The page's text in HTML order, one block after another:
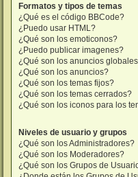
Formatos y tipos de temas
¿Qué es el código BBCode?
¿Puedo usar HTML?
¿Qué son los emoticonos?
¿Puedo publicar imagenes?
¿Qué son los anuncios
¿Qué son los anuncios?
¿Qué son los temas fijos?
¿Qué son los temas cerrados?
¿Qué son los iconos para los
Niveles de usuario y grupos
¿Qué son los Administradores?
¿Qué son los Moderadores?
¿Qué son los Grupos de